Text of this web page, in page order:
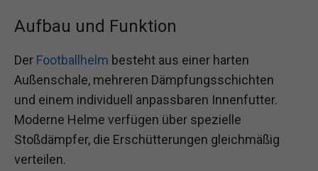
Aufbau und Funktion
Der Footballhelm besteht aus einer harten
Außenschale, mehreren Dämpfungsschichten
und einem individuell anpassbaren Innenfutter.
Moderne Helme verfügen über spezielle
Stoßdämpfer, die Erschütterungen gleichmäßig
verteilen.